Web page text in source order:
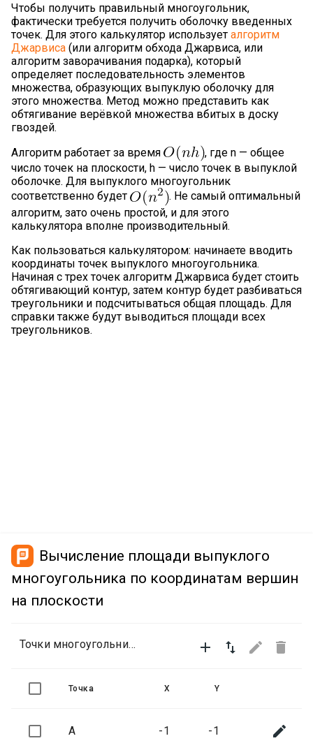
Чтобы получить правильный многоугольник,
фактически требуется получить оболочку введенных
точек. Для этого калькулятор использует алгоритм
Джарвиса (или алгоритм обхода Джарвиса, или
алгоритм заворачивания подарка), который
определяет последовательность элементов
множества, образующих выпуклую оболочку для
этого множества. Метод можно представить как
обтягивание верёвкой множества вбитых в доску
гвоздей.
Алгоритм работает за время
, где n — общее
число точек на плоскости, h — число точек в выпуклой
оболочке. Для выпуклого многоугольник
соответственно будет
. Не самый оптимальный
алгоритм, зато очень простой, и для этого
калькулятора вполне производительный.
Как пользоваться калькулятором: начинаете вводить
координаты точек выпуклого многоугольника.
Начиная с трех точек алгоритм Джарвиса будет стоить
обтягивающий контур, затем контур будет разбиваться
треугольники и подсчитываться общая площадь. Для
справки также будут выводиться площади всех
треугольников.
Вычисление площади выпуклого
многоугольника по координатам вершин
на плоскости
   
Точки многоугольника
Точка X Y
A -1 -1 